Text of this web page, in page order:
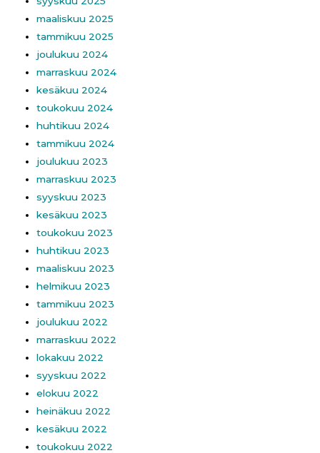
maaliskuu 2025
tammikuu 2025
joulukuu 2024
marraskuu 2024
kesäkuu 2024
toukokuu 2024
huhtikuu 2024
tammikuu 2024
joulukuu 2023
marraskuu 2023
syyskuu 2023
kesäkuu 2023
toukokuu 2023
huhtikuu 2023
maaliskuu 2023
helmikuu 2023
tammikuu 2023
joulukuu 2022
marraskuu 2022
lokakuu 2022
syyskuu 2022
elokuu 2022
heinäkuu 2022
kesäkuu 2022
toukokuu 2022